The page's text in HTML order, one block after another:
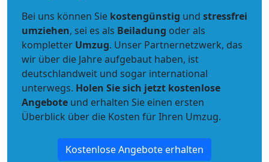
Bei uns können Sie kostengünstig und stressfrei
umziehen, sei es als Beiladung oder als
kompletter Umzug. Unser Partnernetzwerk, das
wir über die Jahre aufgebaut haben, ist
deutschlandweit und sogar international
unterwegs. Holen Sie sich jetzt kostenlose
Angebote und erhalten Sie einen ersten
Überblick über die Kosten für Ihren Umzug.
Kostenlose Angebote erhalten